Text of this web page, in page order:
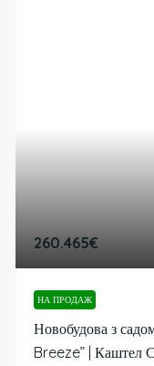
260.465€
НА ПРОДАЖ
Новобудова з
Breeze” | Каштел